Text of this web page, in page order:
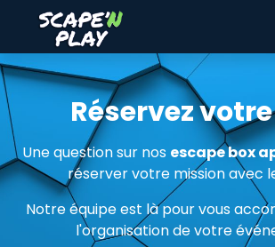
Réservez
Une question sur nos escape box
réserver votre mission avec
Notre équipe est là pour vous
l'organisation de votre